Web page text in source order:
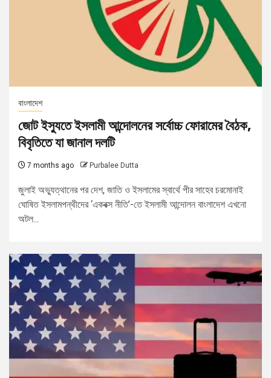
বাংলাদেশ
জোট ইস্যুতে ইসলামী আন্দোলনের সর্বোচ্চ ফোরামের বৈঠক,
বিবৃতিতে যা জানাল দলটি
7 months ago Purbalee Dutta
জুলাই অভ্যুত্থানের পর দেশ, জাতি ও ইসলামের স্বার্থে পীর সাহেব চরমোনাই
ঘোষিত ইসলামপন্থীদের ‘একবক্স নীতি’-তে ইসলামী আন্দোলন বাংলাদেশ এখনো
অটল...